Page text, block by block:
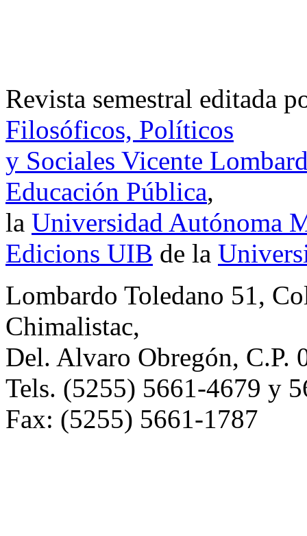
Revista semestral editada
Filosóficos, Políticos
y Sociales Vicente
Educación Pública,
la Universidad Autónoma
Edicions UIB de la
Lombardo Toledano 51,
Chimalistac,
Del. Alvaro Obregón, C.P.
Tels. (5255) 5661-4679 y
Fax: (5255) 5661-1787